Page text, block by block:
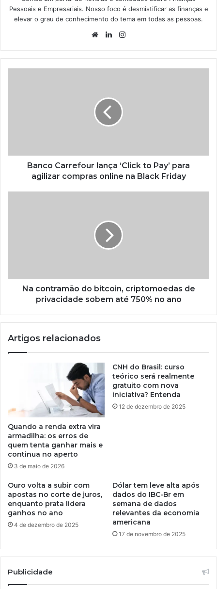
Pessoais e Empresariais. Nosso foco é desmistificar as finanças e
elevar o grau de conhecimento do tema em todas as pessoas.
WebsiteLinkedin
Banco Carrefour lança ‘Click to Pay’ para
agilizar compras online na Black Friday
Na contramão do bitcoin, criptomoedas de
privacidade sobem até 750% no ano
Artigos relacionados
Quando a renda extra vira
armadilha: os erros de
quem tenta ganhar mais e
continua no aperto
3 de maio de 2026
CNH do Brasil: curso
teórico será realmente
gratuito com nova
iniciativa? Entenda
12 de dezembro de 2025
Ouro volta a subir com
apostas no corte de juros,
enquanto prata lidera
ganhos no ano
4 de dezembro de 2025
Dólar tem leve alta após
dados do IBC-Br em
semana de dados
relevantes da economia
americana
17 de novembro de 2025
Publicidade